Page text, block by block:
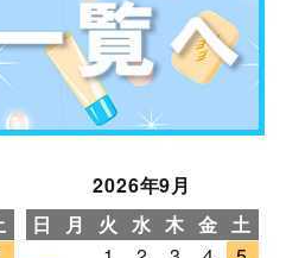
2026年9月
日
月 火 水 木 金 土